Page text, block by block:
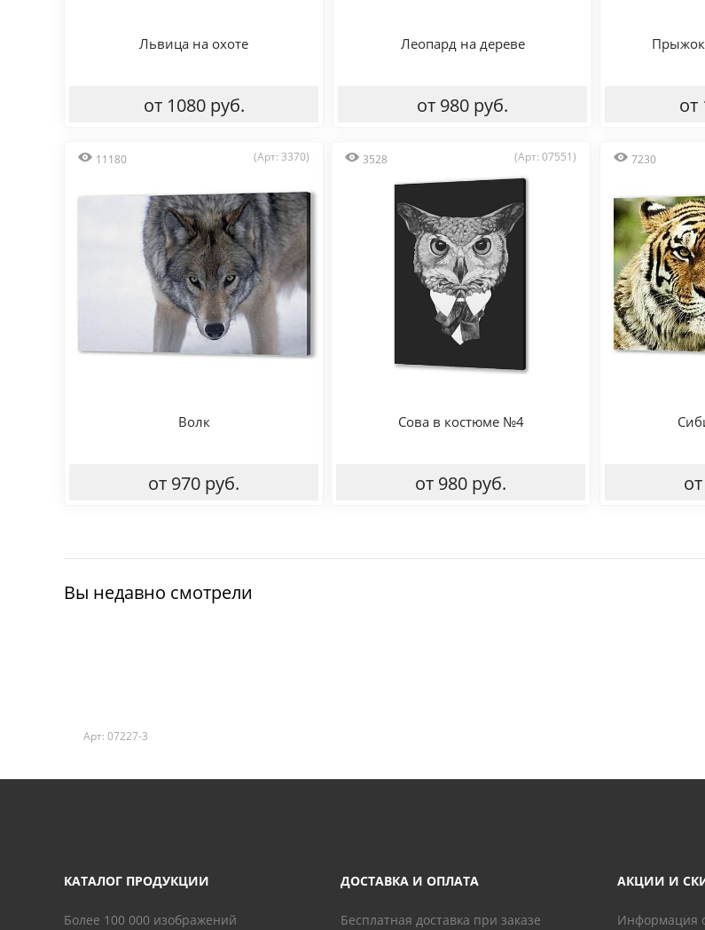
Львица на охоте
от 1080 руб.
Леопард на дереве
от 980 руб. от
11180 (Арт: 3370)
Волк
от 970 руб.
3528 (Арт: 07551)
Сова в костюме №4
от 980 руб.
7230
Вы недавно смотрели
Арт: 07227-3
КАТАЛОГ ПРОДУКЦИИ
Более 100 000 изображений
ДОСТАВКА И ОПЛАТА
Бесплатная доставка при заказе
АКЦИИ И
Информация